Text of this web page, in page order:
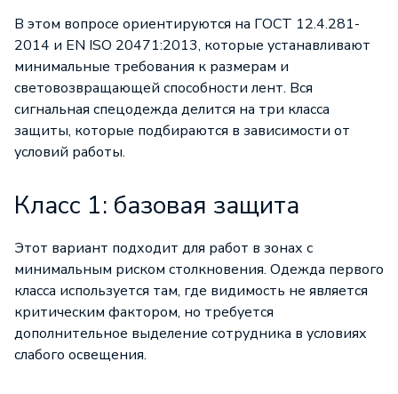
В этом вопросе ориентируются на ГОСТ 12.4.281-
2014 и EN ISO 20471:2013, которые устанавливают
минимальные требования к размерам и
световозвращающей способности лент. Вся
сигнальная спецодежда делится на три класса
защиты, которые подбираются в зависимости от
условий работы.
Класс 1: базовая защита
Этот вариант подходит для работ в зонах с
минимальным риском столкновения. Одежда первого
класса используется там, где видимость не является
критическим фактором, но требуется
дополнительное выделение сотрудника в условиях
слабого освещения.